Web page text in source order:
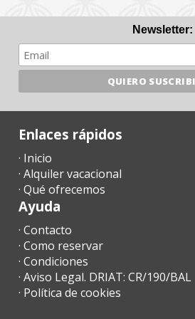
50 € de suplemento para check-in
Late check-out (según disponibilidad):
60 € hasta las 13:00
90 € hasta las 17:00
flexibles previa coordinación con la
Tasa turística (Ecotasa)
Desde julio de 2016, el Gobierno de
turística:
1,10 € por noche a partir de la 9ª noche
Esta tasa no se aplica a menores de
llegada directamente a la agencia.
Newsletter:
Enlaces rápidos
· Inicio
· Alquiler vacacional
· Qué ofrecemos
Ayuda
· Contacto
· Como reservar
· Condiciones
· Aviso Legal. DRIAT: CR/190/BAL
· Política de cookies